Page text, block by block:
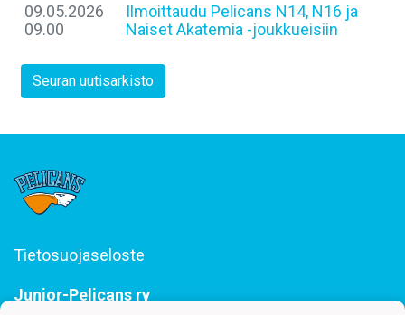
09.05.2026
09.00
Ilmoittaudu Pelicans N14, N16 ja
Naiset Akatemia -joukkueisiin
Seuran uutisarkisto
Tietosuojaseloste
Junior-Pelicans ry